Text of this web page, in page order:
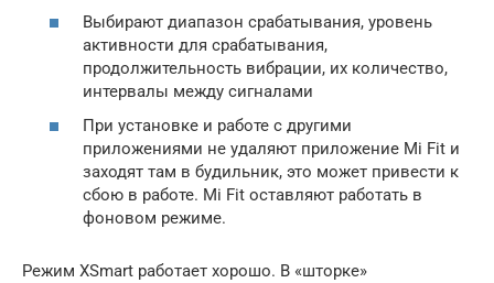
Выбирают диапазон срабатывания, уровень
активности для срабатывания,
продолжительность вибрации, их количество,
интервалы между сигналами
При установке и работе с другими
приложениями не удаляют приложение Mi Fit и
заходят там в будильник, это может привести к
сбою в работе. Mi Fit оставляют работать в
фоновом режиме.
Режим XSmart работает хорошо. В «шторке»